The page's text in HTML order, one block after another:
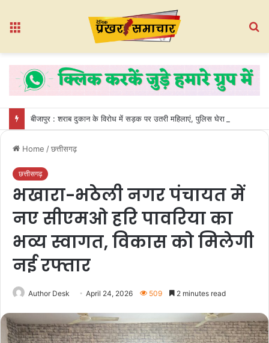
Home /छत्तीसगढ़
छत्तीसगढ़
भखारा-भठेली नगर पंचायत में
नए सीएमओ हरि पावरिया का
भव्य स्वागत, विकास को मिलेगी
नई रफ्तार
Author Desk April 24, 2026 509 2 minutes read